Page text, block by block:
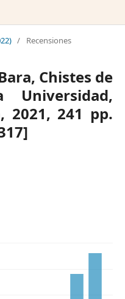
/ Recensiones
Chistes de
2021, 241 pp.